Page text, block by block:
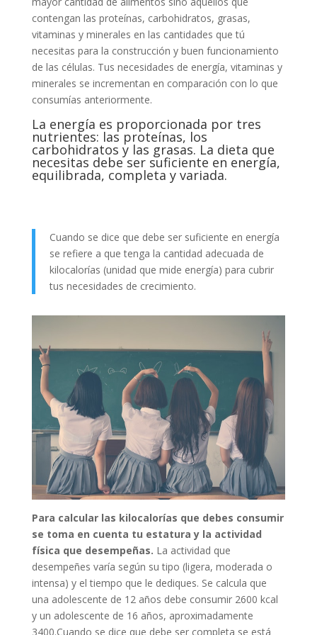
contengan las proteínas, carbohidratos, grasas,
vitaminas y minerales en las cantidades que tú
necesitas para la construcción y buen funcionamiento
de las células. Tus necesidades de energía, vitaminas y
minerales se incrementan en comparación con lo que
consumías anteriormente.
La energía es proporcionada por tres
nutrientes: las proteínas, los
carbohidratos y las grasas. La dieta que
necesitas debe ser suficiente en energía,
equilibrada, completa y variada.
Cuando se dice que debe ser suficiente en energía
se refiere a que tenga la cantidad adecuada de
kilocalorías (unidad que mide energía) para cubrir
tus necesidades de crecimiento.
Para calcular las kilocalorías que debes consumir
se toma en cuenta tu estatura y la actividad
física que desempeñas. La actividad que
desempeñes varía según su tipo (ligera, moderada o
intensa) y el tiempo que le dediques. Se calcula que
una adolescente de 12 años debe consumir 2600 kcal
y un adolescente de 16 años, aproximadamente
3400.Cuando se dice que debe ser completa se está